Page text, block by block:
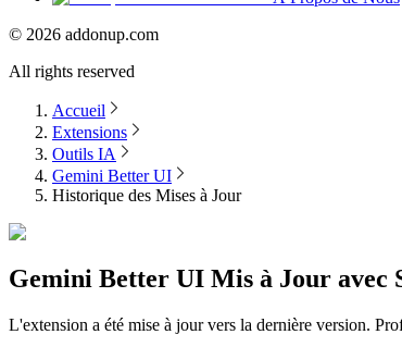
© 2026 addonup.com
All rights reserved
Accueil
Extensions
Outils IA
Gemini Better UI
Historique des Mises à Jour
Gemini Better UI Mis à Jour avec
L'extension a été mise à jour vers la dernière version.